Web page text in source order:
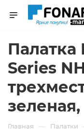
Палатка
Series
зеленая,
Главная — Палатки